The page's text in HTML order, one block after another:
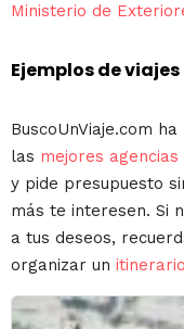
Ministerio de
Ejemplos de
BuscoUnViaje.com
las mejores
y pide presupuesto
más te interesen. Si
a tus deseos,
organizar un